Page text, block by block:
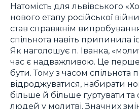
Натомість для львівського
нового етапу російської
став справжнім
спільнота навіть припинила
Як наголошує п. Іванка,
час є надважливою. Це
бути. Тому з часом спільнота
відроджуватися, набирати
більше й більше гуртувати та
людей у молитві. Значних